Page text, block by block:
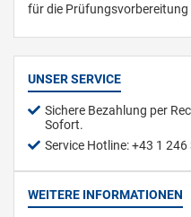
für die
UNSER SERVICE
Sichere Bezahlung per
Sofort.
Service Hotline: +43 1 246
WEITERE INFORMATIONEN